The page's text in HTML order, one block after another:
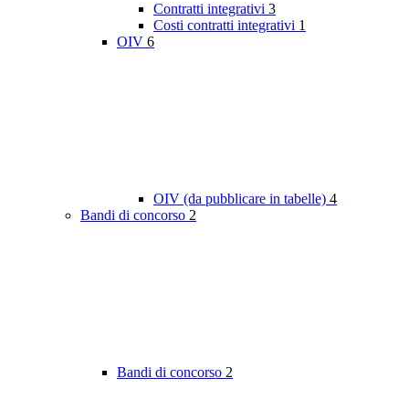
Contratti integrativi 3
Costi contratti integrativi 1
OIV 6
OIV (da pubblicare in tabelle) 4
Bandi di concorso 2
Bandi di concorso 2